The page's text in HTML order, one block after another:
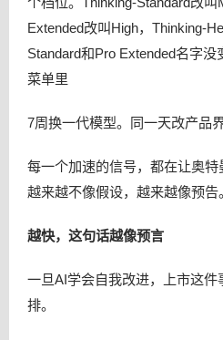
Extended改叫High，Thinking-
Standard和Pro Extended名字
菜单里
7周换一代模型。同一天改产品
每一个加速的信号，都在让奥
越来越不像假设，越来越像预告
越快，这句话越像预言
一旦AI学会自我改进，上市这
排。